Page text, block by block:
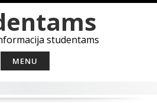
studentams
MENU